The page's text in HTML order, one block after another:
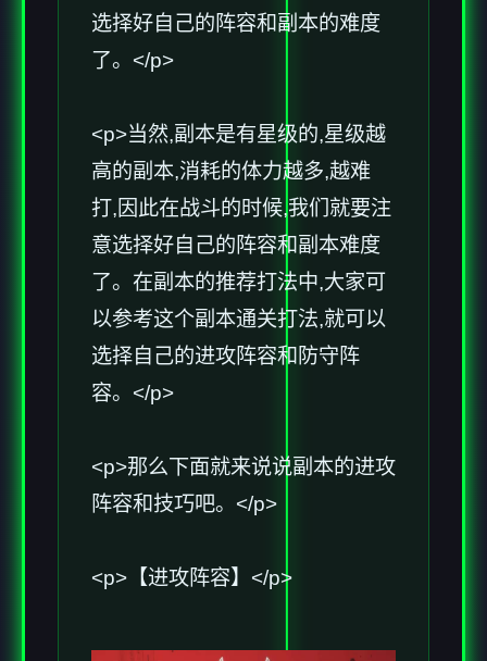
选择好自己的阵容和副本的难度
了。</p>
<p>当然,副本是有星级的,星级越
高的副本,消耗的体力越多,越难
打,因此在战斗的时候,我们就要注
意选择好自己的阵容和副本难度
了。在副本的推荐打法中,大家可
以参考这个副本通关打法,就可以
选择自己的进攻阵容和防守阵
容。</p>
<p>那么下面就来说说副本的进攻
阵容和技巧吧。</p>
<p>【进攻阵容】</p>